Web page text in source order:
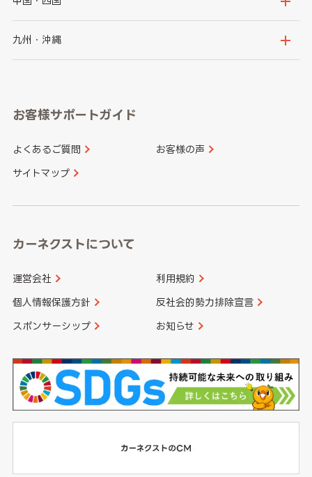
神奈川県
山梨県
愛知県
京都府
和歌山県
鳥取県
山口県
香川県 愛媛県
九州・沖縄
長崎県
大分県 宮崎県
お客様サポートガイド
よくあるご質問 お客様の声
サイトマップ
カーネクストについて
運営会社 利用規約
個人情報保護方針 反社会的勢力排除宣言
スポンサーシップ お知らせ